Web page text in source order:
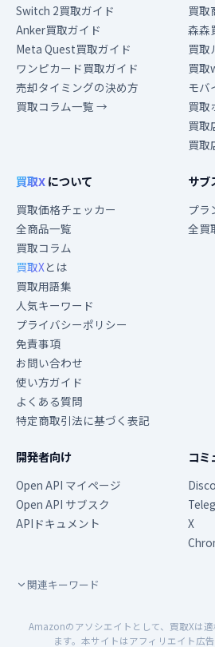
Switch 2買取ガイド
Anker買取ガイド
Meta Quest買取ガイド
ワンピカード買取ガイド
売却タイミングの決め方
買取コラム一覧 →
買取
森森
買取
買取
モバ
買取
買
買取
買取Xについて
買取価格チェッカー
全商品一覧
買取コラム
買取Xとは
買取用語集
人気キーワード
プライバシーポリシー
免責事項
お問い合わせ
使い方ガイド
よくある質問
特定商取引法に基づく表記
サブ
プラ
全買
開発者向け
Open API マイページ
Open API サブスク
APIドキュメント
コミ
X
関連キーワード
Amazonのアソシエイトとして、買取Xは
ます。本サイトはアフィリエイト広告